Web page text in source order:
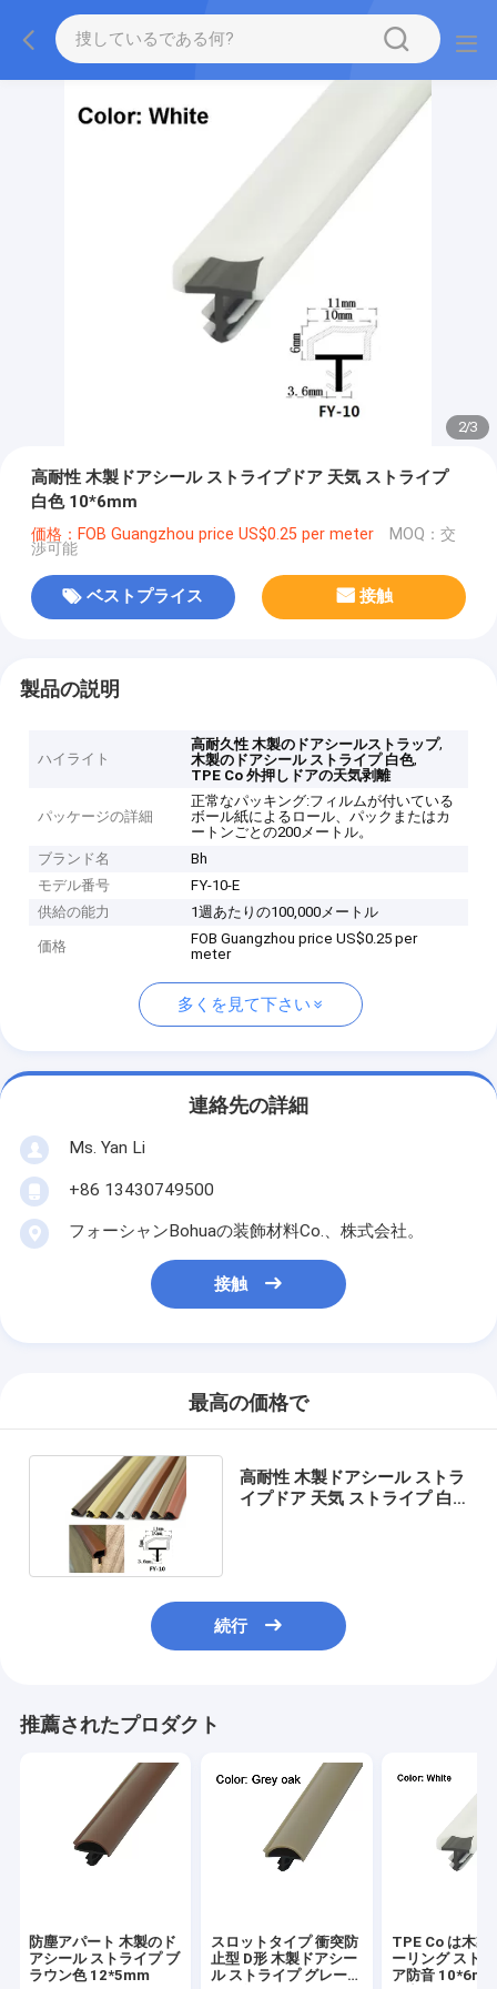
2/3
高耐性 木製ドアシール ストライプドア 天気 ストライプ
白色 10*6mm
価格：FOB Guangzhou price US$0.25 per meter MOQ：交
渉可能
ベストプライス 接触
製品の説明
ハイライト
高耐久性 木製のドアシールストラップ,
木製のドアシール ストライプ 白色,
TPE Co 外押しドアの天気剥離
パッケージの詳細
正常なパッキング:フィルムが付いている
ボール紙によるロール、パックまたはカ
ートンごとの200メートル。
ブランド名
Bh
モデル番号
FY-10-E
供給の能力
1週あたりの100,000メートル
価格
FOB Guangzhou price US$0.25 per
meter
多くを見て下さい
連絡先の詳細
Ms. Yan Li
+86 13430749500
フォーシャンBohuaの装飾材料Co.、株式会社。
接触
最高の価格で
高耐性 木製ドアシール ストラ
イプドア 天気 ストライプ 白
続行
推薦されたプロダクト
防塵アパート 木製のド
アシール ストライプ ブ
ラウン色 12*5mm
スロットタイプ 衝突防
止型 D形 木製ドアシー
ル ストライプ グレーオ
TPE Co は木製
ーリング スト
ア防音